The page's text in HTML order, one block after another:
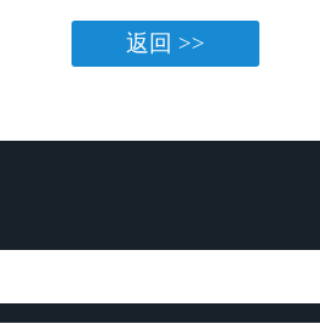
返回 >>